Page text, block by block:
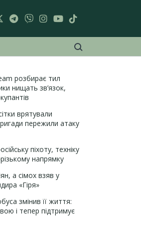
розбирає тил
нищать зв’язок,
врятували
пережили атаку
піхоту, техніку
напрямку
а сімох взяв у
«Гіря»
змінив її життя:
і тепер підтримує